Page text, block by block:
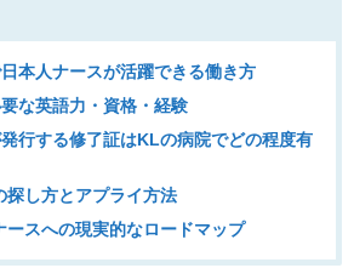
本人ナースが活躍できる働き方
な英語力・資格・経験
行する修了証はKLの病院でどの程度有
探し方とアプライ方法
ースへの現実的なロードマップ